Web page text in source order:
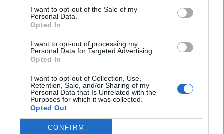
I want to opt-out of the Sale of my
Personal Data.
Opted In
I want to opt-out of processing my
Personal Data for Targeted Advertising.
Opted In
I want to opt-out of Collection, Use,
Retention, Sale, and/or Sharing of my
Personal Data that Is Unrelated with the
Purposes for which it was collected.
Opted Out
CONFIRM
Esti áramspórolásra kérik a
közintézményeket